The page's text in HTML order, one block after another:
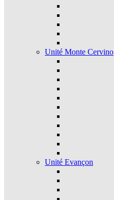
Unité Monte Cervino
Unité Evançon